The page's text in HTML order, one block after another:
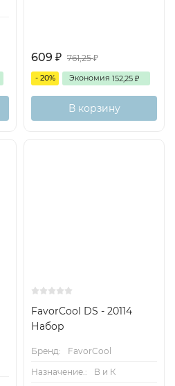
609 ₽ 761,25₽
- 20% Экономия 152,25 ₽
В корзину
FavorCool DS - 20114
Набор
Бренд:
FavorCool
Назначение.:
В и К